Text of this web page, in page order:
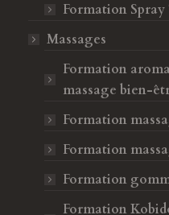
Formation Spray
Massages
Formation
massage bien-
Formation
Formation
Formation
Formation